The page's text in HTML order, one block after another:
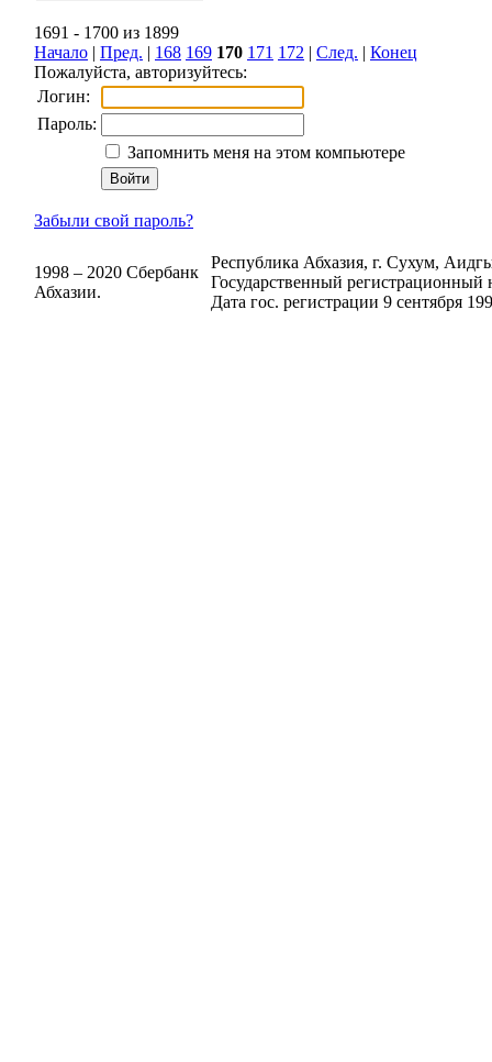
1691 - 1700 из 1899
Начало | Пред. | 168 169 170 171 172 | След. | Конец
Пожалуйста, авторизуйтесь:
Логин:
Пароль:
Запомнить меня на этом компьютере
Забыли свой пароль?
1998 – 2020 Сбербанк
Абхазии.
Республика Абхазия, г. Сухум,
Государственный регистрационный
Дата гос. регистрации 9 сентября